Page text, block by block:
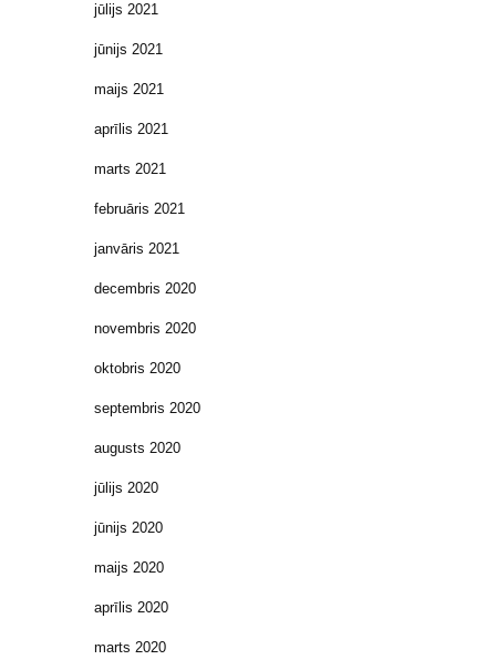
jūlijs 2021
jūnijs 2021
maijs 2021
aprīlis 2021
marts 2021
februāris 2021
janvāris 2021
decembris 2020
novembris 2020
oktobris 2020
septembris 2020
augusts 2020
jūlijs 2020
jūnijs 2020
maijs 2020
aprīlis 2020
marts 2020